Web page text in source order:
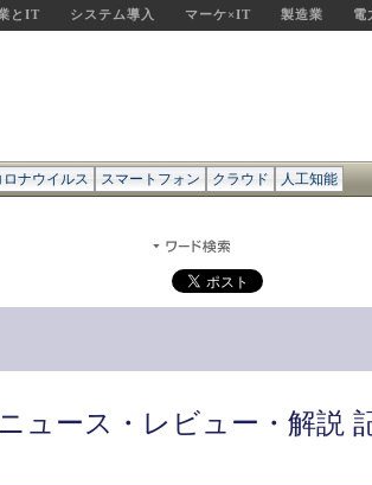
とIT システム導入 マーケ×IT 製造業 電
ナウイルス スマートフォン クラウド 人工知能
ュース・レビュー・解説